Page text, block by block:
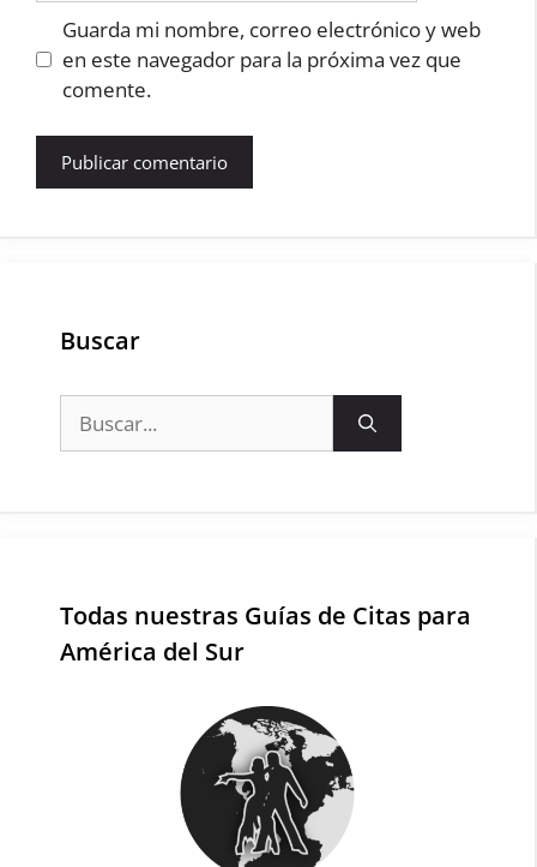
Guarda mi nombre, correo electrónico y web
en este navegador para la próxima vez que
comente.
Buscar
Todas nuestras Guías de Citas para
América del Sur